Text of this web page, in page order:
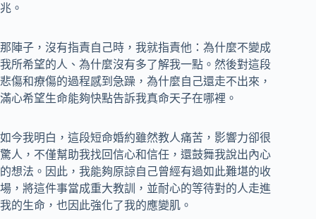
兆。
那陣子，沒有指責自己時，我就指責他：為什麼不變成
我所希望的人、為什麼沒有多了解我一點。然後對這段
悲傷和療傷的過程感到急躁，為什麼自己還走不出來，
滿心希望生命能夠快點告訴我真命天子在哪裡。
如今我明白，這段短命婚約雖然教人痛苦，影響力卻很
驚人，不僅幫助我找回信心和信任，還鼓舞我說出內心
的想法。因此，我能夠原諒自己曾經有過如此難堪的收
場，將這件事當成重大教訓，並耐心的等待對的人走進
我的生命，也因此強化了我的應變肌。